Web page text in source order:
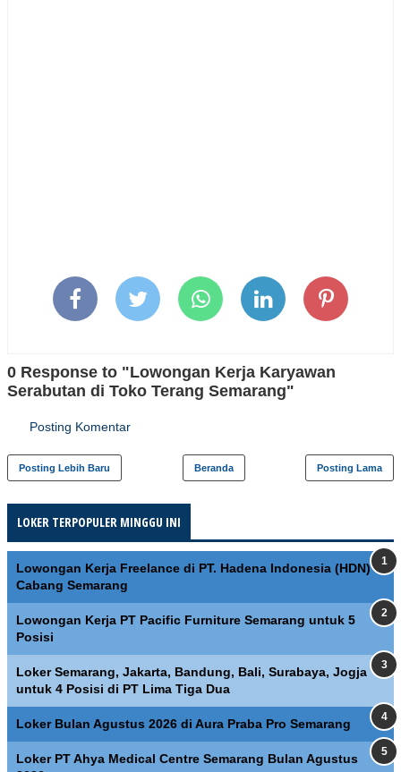
0 Response to "Lowongan Kerja Karyawan
Serabutan di Toko Terang Semarang"
Posting Komentar
Posting Lebih Baru Posting Lama
Beranda
LOKER TERPOPULER MINGGU INI
Lowongan Kerja Freelance di PT. Hadena Indonesia (HDN)
Cabang Semarang
Lowongan Kerja PT Pacific Furniture Semarang untuk 5
Posisi
Loker Semarang, Jakarta, Bandung, Bali, Surabaya, Jogja
untuk 4 Posisi di PT Lima Tiga Dua
Loker Bulan Agustus 2026 di Aura Praba Pro Semarang
Loker PT Ahya Medical Centre Semarang Bulan Agustus